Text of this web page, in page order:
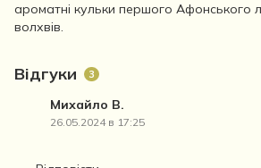
ароматні кульки першого Афонського
волхвів.
Відгуки 3
Михайло В.
26.05.2024 в 17:25